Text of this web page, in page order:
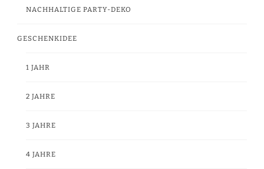
NACHHALTIGE PARTY-DEKO
GESCHENKIDEE
1 JAHR
2 JAHRE
3 JAHRE
4 JAHRE